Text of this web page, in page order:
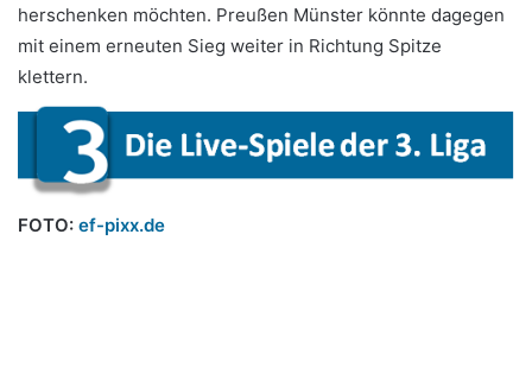
herschenken möchten. Preußen Münster könnte dagegen
mit einem erneuten Sieg weiter in Richtung Spitze
klettern.
FOTO: ef-pixx.de